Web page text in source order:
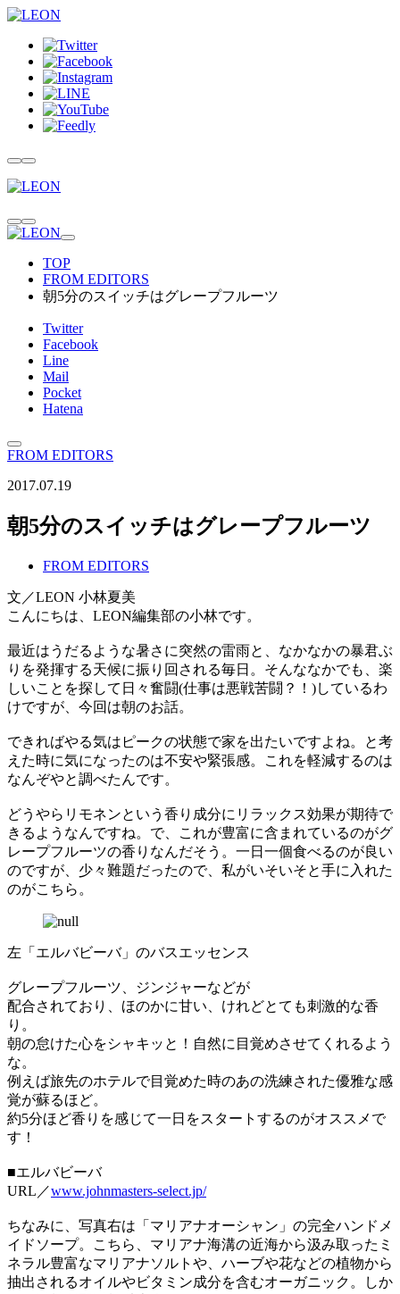
TOP
FROM EDITORS
朝5分のスイッチはグレープフルーツ
Twitter
Facebook
Line
Mail
Pocket
Hatena
FROM EDITORS
2017.07.19
朝5分のスイッチはグレープフルーツ
FROM EDITORS
文／LEON 小林夏美
こんにちは、LEON編集部の小林です。
最近はうだるような暑さに突然の雷雨と、なかなかの暴君ぶ
りを発揮する天候に振り回される毎日。そんななかでも、楽
しいことを探して日々奮闘(仕事は悪戦苦闘？！)しているわ
けですが、今回は朝のお話。
できればやる気はピークの状態で家を出たいですよね。と考
えた時に気になったのは不安や緊張感。これを軽減するのは
なんぞやと調べたんです。
どうやらリモネンという香り成分にリラックス効果が期待で
きるようなんですね。で、これが豊富に含まれているのがグ
レープフルーツの香りなんだそう。一日一個食べるのが良い
のですが、少々難題だったので、私がいそいそと手に入れた
のがこちら。
左「エルバビーバ」のバスエッセンス
グレープフルーツ、ジンジャーなどが
配合されており、ほのかに甘い、けれどとても刺激的な香
り。
朝の怠けた心をシャキッと！自然に目覚めさせてくれるよう
な。
例えば旅先のホテルで目覚めた時のあの洗練された優雅な感
覚が蘇るほど。
約5分ほど香りを感じて一日をスタートするのがオススメで
す！
■エルバビーバ
URL／www.johnmasters-select.jp/
ちなみに、写真右は「マリアナオーシャン」の完全ハンドメ
イドソープ。こちら、マリアナ海溝の近海から汲み取ったミ
ネラル豊富なマリアナソルトや、ハーブや花などの植物から
抽出されるオイルやビタミン成分を含むオーガニック。しか